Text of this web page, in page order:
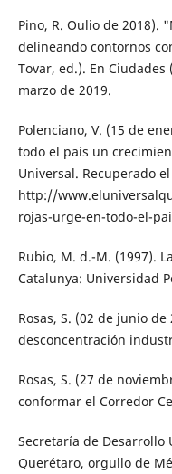
Pino, R. Oulio de 2018).
delineando contornos
Tovar, ed.). En
mar­zo de 2019.
Polenciano, V. (15 de
todo el país un
Universal. Recu­perado
http://
rojas-urge-en-todo-el-
Rubio, M. d.-M. (1997).
Catalunya: Universidad
Rosas, S. (02 de junio
desconcentración
Rosas, S. (27 de
conformar el Corredor
Secretaría de Desarrollo
Querétaro, orgullo de